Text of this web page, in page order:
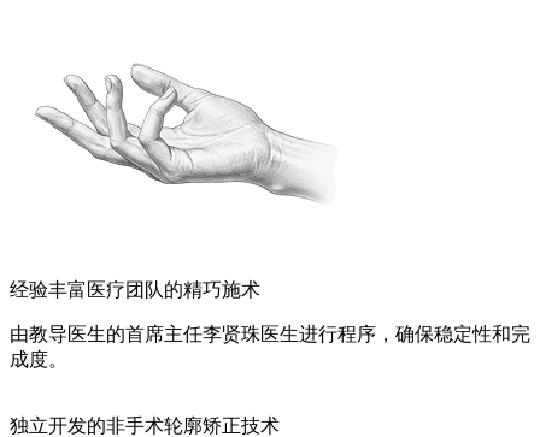
经验丰富医疗团队的精巧施术
由教导医生的首席主任李贤珠医生进行程序，确保稳定性和完
成度。
独立开发的非手术轮廓矫正技术